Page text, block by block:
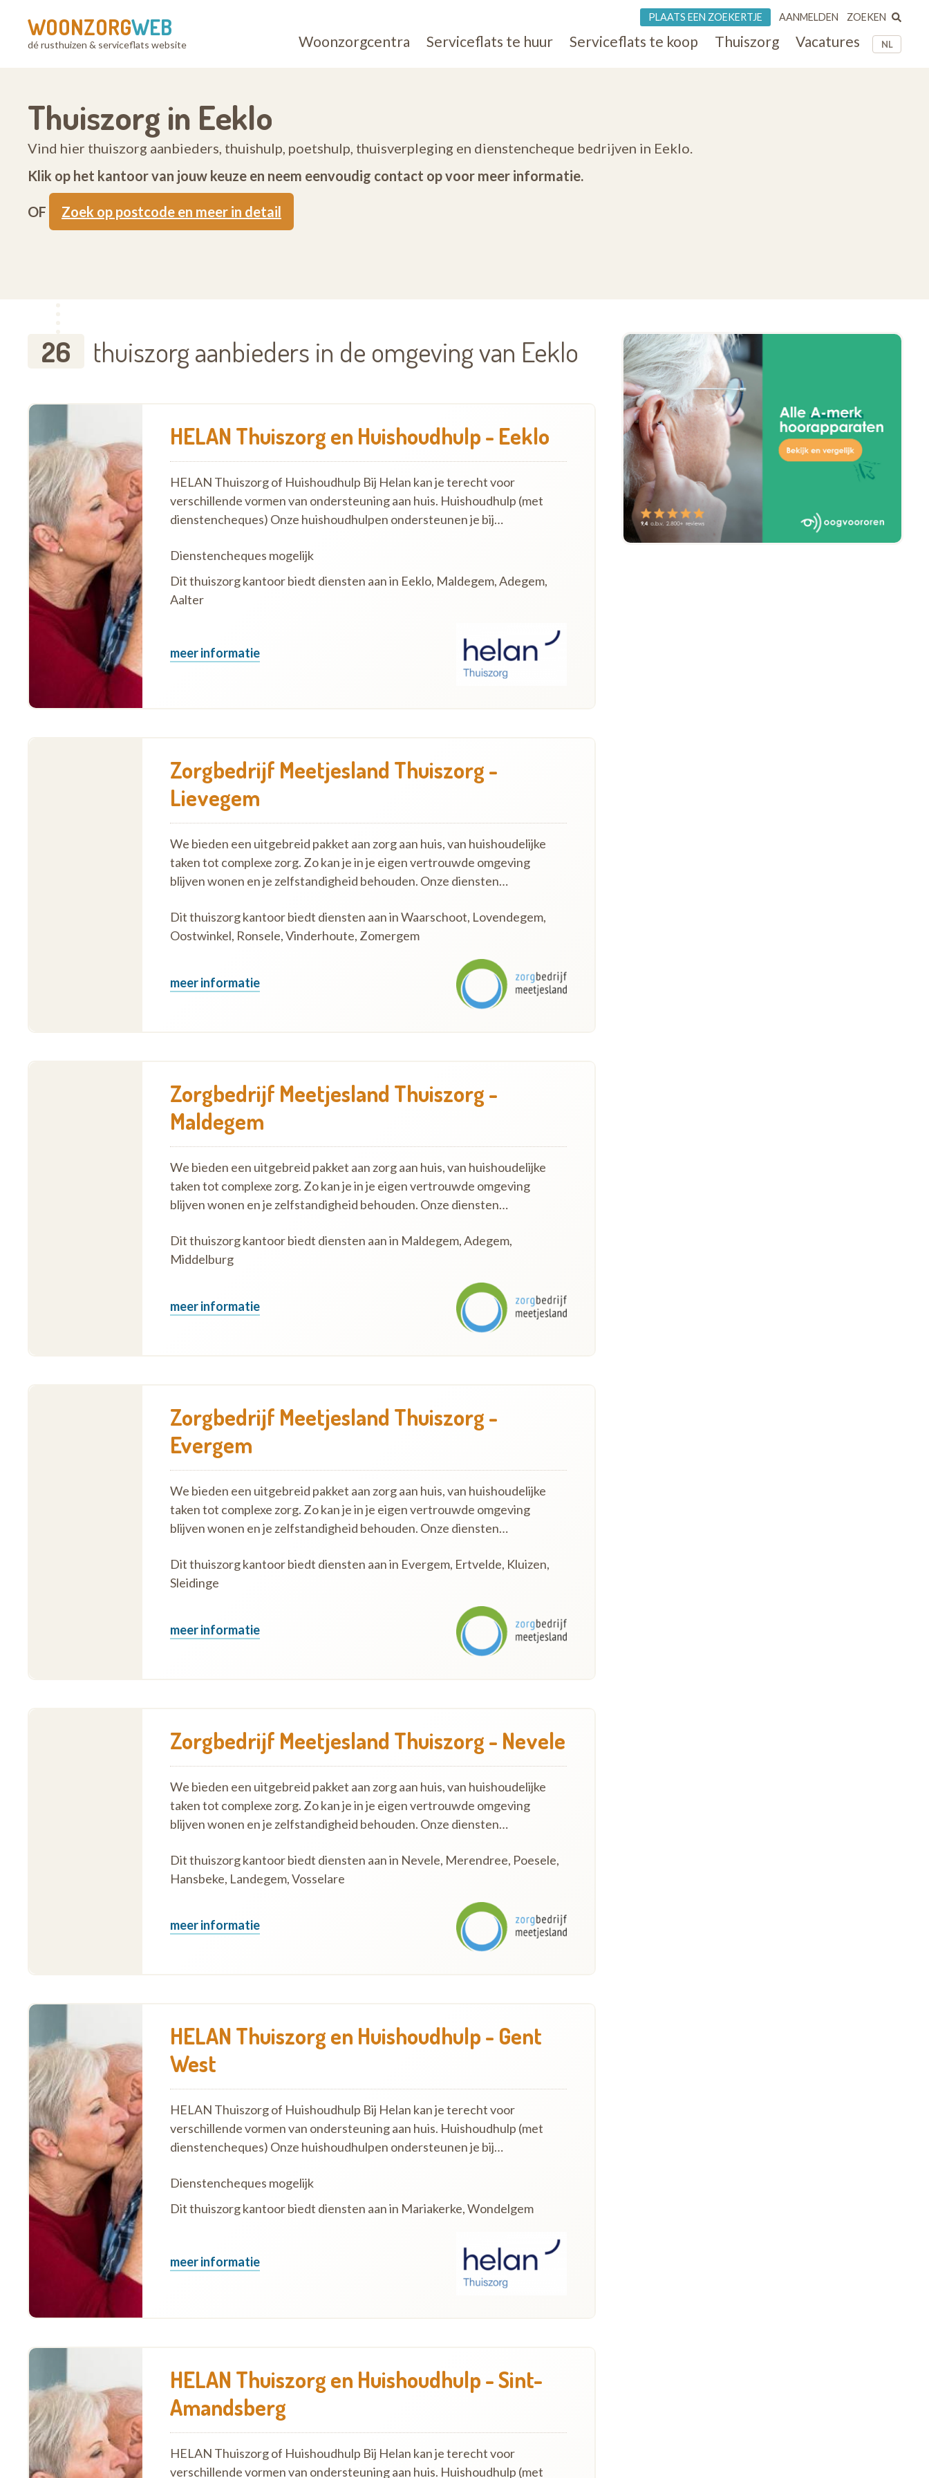
WOONZORGWEB
dé rusthuizen & serviceflats website NL
Woonzorgcentra Serviceflats te huur Serviceflats te koop Thuiszorg Vacatures
PLAATS EEN ZOEKERTJE AANMELDEN ZOEKEN
Thuiszorg in Eeklo
Vind hier thuiszorg aanbieders, thuishulp, poetshulp, thuisverpleging en dienstencheque bedrijven in Eeklo.
Klik op het kantoor van jouw keuze en neem eenvoudig contact op voor meer informatie.
OF Zoek op postcode en meer in detail
26 thuiszorg aanbieders in de omgeving van Eeklo
HELAN Thuiszorg en Huishoudhulp - Eeklo
HELAN Thuiszorg of Huishoudhulp Bij Helan kan je terecht voor
verschillende vormen van ondersteuning aan huis. Huishoudhulp (met
dienstencheques) Onze huishoudhulpen ondersteunen je bij…
Dienstencheques mogelijk
Dit thuiszorg kantoor biedt diensten aan in Eeklo, Maldegem, Adegem,
Aalter
meer informatie
Zorgbedrijf Meetjesland Thuiszorg -
Lievegem
We bieden een uitgebreid pakket aan zorg aan huis, van huishoudelijke
taken tot complexe zorg. Zo kan je in je eigen vertrouwde omgeving
blijven wonen en je zelfstandigheid behouden. Onze diensten…
Dit thuiszorg kantoor biedt diensten aan in Waarschoot, Lovendegem,
Oostwinkel, Ronsele, Vinderhoute, Zomergem
meer informatie
Zorgbedrijf Meetjesland Thuiszorg -
Maldegem
We bieden een uitgebreid pakket aan zorg aan huis, van huishoudelijke
taken tot complexe zorg. Zo kan je in je eigen vertrouwde omgeving
blijven wonen en je zelfstandigheid behouden. Onze diensten…
Dit thuiszorg kantoor biedt diensten aan in Maldegem, Adegem,
Middelburg
meer informatie
Zorgbedrijf Meetjesland Thuiszorg -
Evergem
We bieden een uitgebreid pakket aan zorg aan huis, van huishoudelijke
taken tot complexe zorg. Zo kan je in je eigen vertrouwde omgeving
blijven wonen en je zelfstandigheid behouden. Onze diensten…
Dit thuiszorg kantoor biedt diensten aan in Evergem, Ertvelde, Kluizen,
Sleidinge
meer informatie
Zorgbedrijf Meetjesland Thuiszorg - Nevele
We bieden een uitgebreid pakket aan zorg aan huis, van huishoudelijke
taken tot complexe zorg. Zo kan je in je eigen vertrouwde omgeving
blijven wonen en je zelfstandigheid behouden. Onze diensten…
Dit thuiszorg kantoor biedt diensten aan in Nevele, Merendree, Poesele,
Hansbeke, Landegem, Vosselare
meer informatie
HELAN Thuiszorg en Huishoudhulp - Gent
West
HELAN Thuiszorg of Huishoudhulp Bij Helan kan je terecht voor
verschillende vormen van ondersteuning aan huis. Huishoudhulp (met
dienstencheques) Onze huishoudhulpen ondersteunen je bij…
Dienstencheques mogelijk
Dit thuiszorg kantoor biedt diensten aan in Mariakerke, Wondelgem
meer informatie
HELAN Thuiszorg en Huishoudhulp - Sint-
Amandsberg
HELAN Thuiszorg of Huishoudhulp Bij Helan kan je terecht voor
verschillende vormen van ondersteuning aan huis. Huishoudhulp (met